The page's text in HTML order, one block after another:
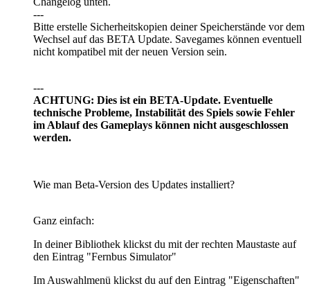
---
Bitte erstelle Sicherheitskopien deiner Speicherstände vor dem
Wechsel auf das BETA Update. Savegames können eventuell
nicht kompatibel mit der neuen Version sein.
---
ACHTUNG: Dies ist ein BETA-Update. Eventuelle
technische Probleme, Instabilität des Spiels sowie Fehler
im Ablauf des Gameplays können nicht ausgeschlossen
werden.
Wie man Beta-Version des Updates installiert?
Ganz einfach:
In deiner Bibliothek klickst du mit der rechten Maustaste auf
den Eintrag "Fernbus Simulator"
Im Auswahlmenü klickst du auf den Eintrag "Eigenschaften"